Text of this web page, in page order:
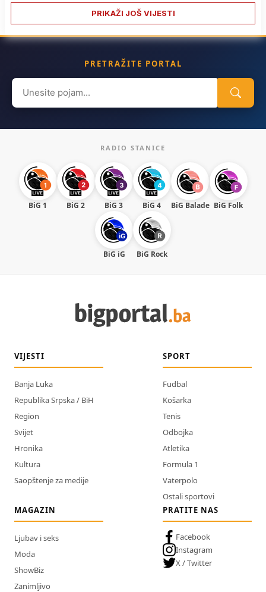
PRIKAŽI JOŠ VIJESTI
PRETRAŽITE PORTAL
Search
for:
RADIO STANICE
BiG 1 BiG 2 BiG 3 BiG 4 BiG Balade BiG Folk
BiG iG BiG Rock
VIJESTI
Banja Luka
Republika Srpska / BiH
Region
Svijet
Hronika
Kultura
Saopštenje za medije
SPORT
Fudbal
Košarka
Tenis
Odbojka
Atletika
Formula 1
Vaterpolo
Ostali sportovi
MAGAZIN
Ljubav i seks
Moda
ShowBiz
Zanimljivo
PRATITE NAS
Facebook
Instagram
X / Twitter